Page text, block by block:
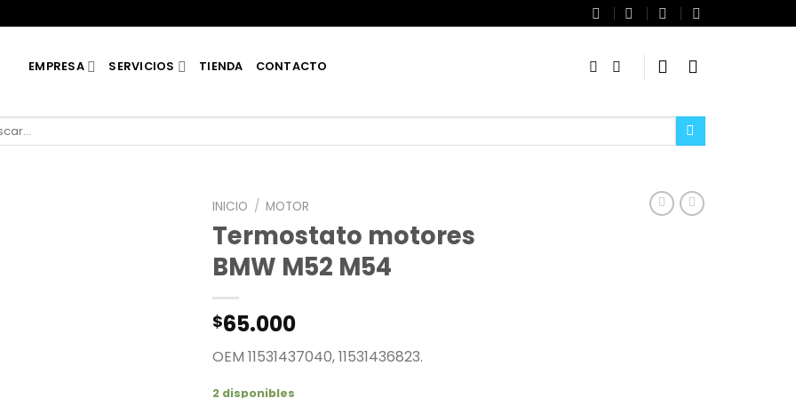
EMPRESA SERVICIOS TIENDA CONTACTO
INICIO / MOTOR
Termostato motores
BMW M52 M54
$65.000
OEM 11531437040, 11531436823.
2 disponibles